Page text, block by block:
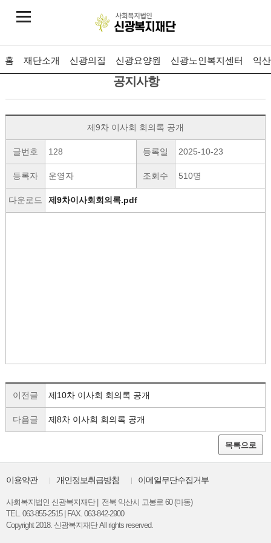
홈 재단소개 신광의집 신광요양원 신광노인복지센터 익
공지사항
제9차 이사회 회의록 공개
글번호 128 등록일 2025-10-23
등록자 운영자 조회수 510명
다운로드 제9차이사회회의록.pdf
이전글 제10차 이사회 회의록 공개
다음글 제8차 이사회 회의록 공개
목록으로
이용약관 개인정보취급방침 이메일무단수집거부
사회복지법인 신광복지재단 | 전북 익산시 고봉로 60 (마동)
TEL. 063-855-2515 | FAX. 063-842-2900
Copyright 2018. 신광복지재단 All rights reserved.